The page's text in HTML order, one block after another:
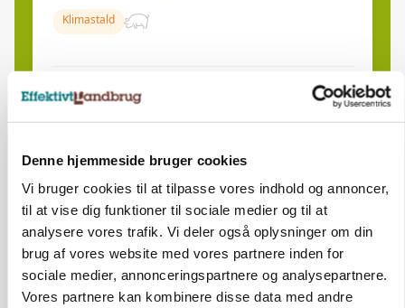
Denne hjemmeside bruger cookies
Vi bruger cookies til at tilpasse vores indhold og annoncer,
til at vise dig funktioner til sociale medier og til at
analysere vores trafik. Vi deler også oplysninger om din
brug af vores website med vores partnere inden for
sociale medier, annonceringspartnere og analysepartnere.
Vores partnere kan kombinere disse data med andre
Klimastald
03. aug.